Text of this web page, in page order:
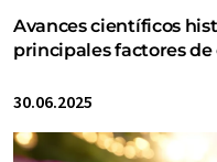
Avances científicos
principales factores de
30.06.2025